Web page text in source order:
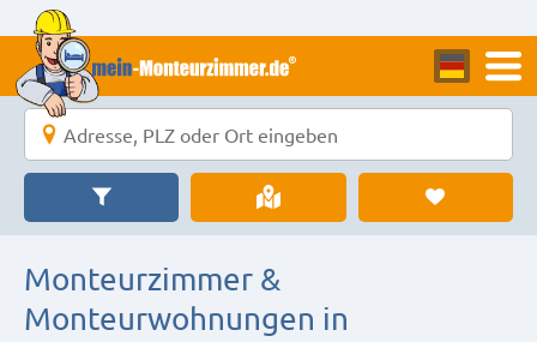
Monteurzimmer &
Monteurwohnungen in